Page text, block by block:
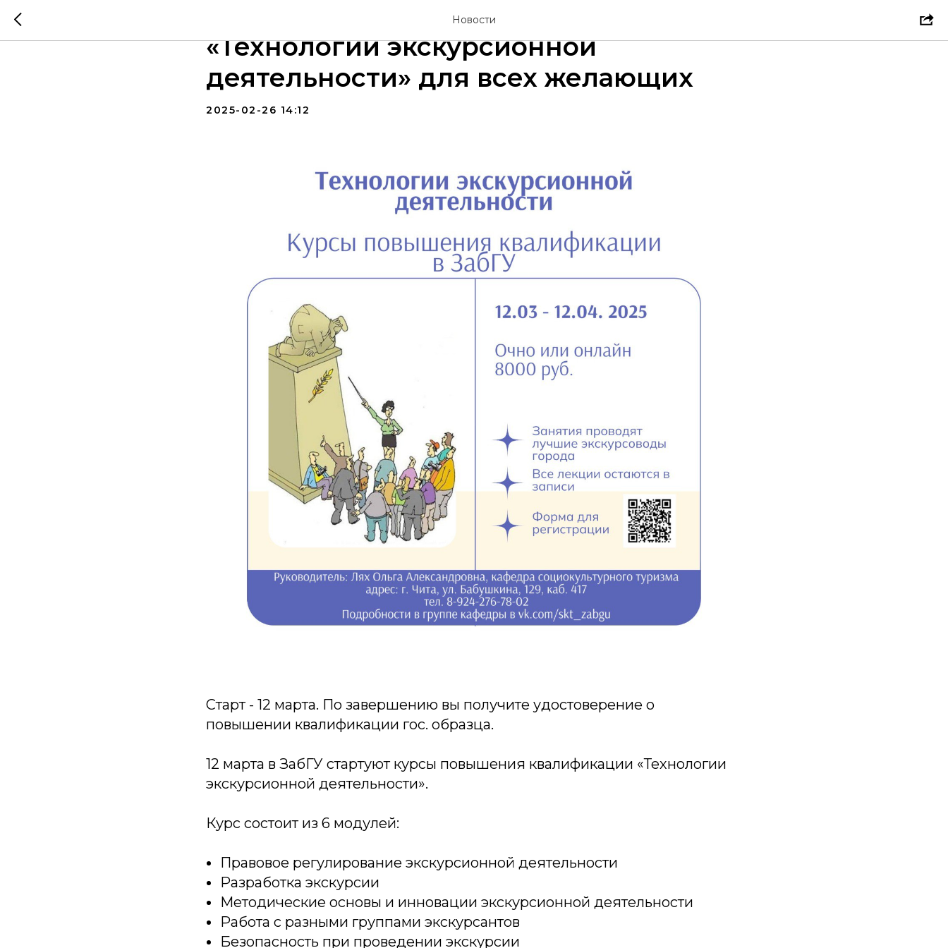
Новости
Курсы повышения квалификации
«Технологии экскурсионной
деятельности» для всех желающих
2025-02-26 14:12
Старт - 12 марта. По завершению вы получите удостоверение о
повышении квалификации гос. образца.
12 марта в ЗабГУ стартуют курсы повышения квалификации «Технологии
экскурсионной деятельности».
Курс состоит из 6 модулей:
Правовое регулирование экскурсионной деятельности
Разработка экскурсии
Методические основы и инновации экскурсионной деятельности
Работа с разными группами экскурсантов
Безопасность при проведении экскурсии